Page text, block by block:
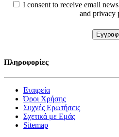
I consent to receive email
and privacy
Πληροφορίες
Εταιρεία
Όροι Χρήσης
Συχνές Ερωτήσεις
Σχετικά με Εμάς
Sitemap